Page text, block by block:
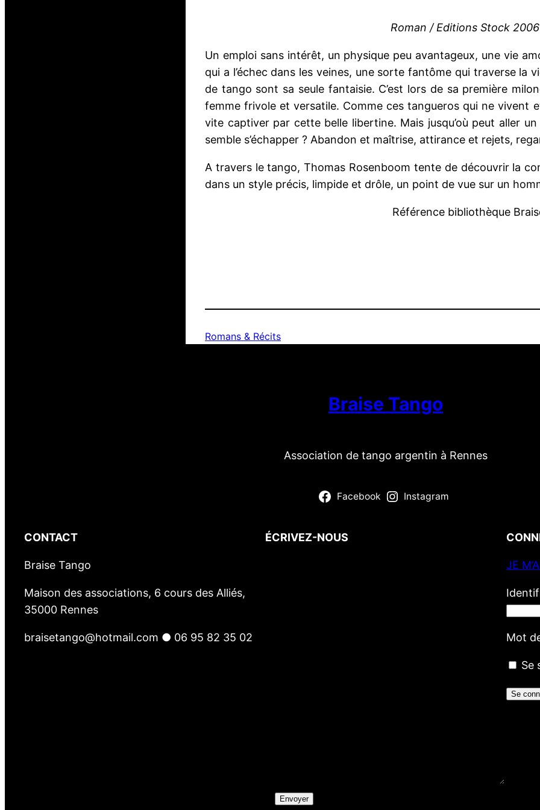
Roman / Editions Stock
Un emploi sans intérêt, un physique peu avantageux, une vie
qui a l’échec dans les veines, une sorte fantôme qui traverse la
de tango sont sa seule fantaisie. C’est lors de sa première
femme frivole et versatile. Comme ces tangueros qui ne vivent
vite captiver par cette belle libertine. Mais jusqu’où peut aller
semble s’échapper ? Abandon et maîtrise, attirance et rejets,
A travers le tango, Thomas Rosenboom tente de découvrir la
dans un style précis, limpide et drôle, un point de vue sur un
Référence bibliothèque
Romans & Récits
Braise Tango
Association de tango argentin à Rennes
Facebook Instagram
CONTACT
Braise Tango
Maison des associations, 6 cours des Alliés,
35000 Rennes
braisetango@hotmail.com ● 06 95 82 35 02
ÉCRIVEZ-NOUS
Envoyer
JE
Mot
Se